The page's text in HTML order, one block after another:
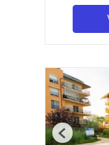
Previous